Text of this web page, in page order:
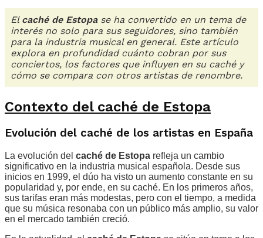
El caché de Estopase ha convertido en un tema de
interés no solo para sus seguidores, sino también
para la industria musical en general. Este artículo
explora en profundidad cuánto cobran por sus
conciertos, los factores que influyen en su caché y
cómo se compara con otros artistas de renombre.
Contexto del caché de Estopa
Evolución del caché de los artistas en España
La evolución del caché de Estopa refleja un cambio
significativo en la industria musical española. Desde sus
inicios en 1999, el dúo ha visto un aumento constante en su
popularidad y, por ende, en su caché. En los primeros años,
sus tarifas eran más modestas, pero con el tiempo, a medida
que su música resonaba con un público más amplio, su valor
en el mercado también creció.